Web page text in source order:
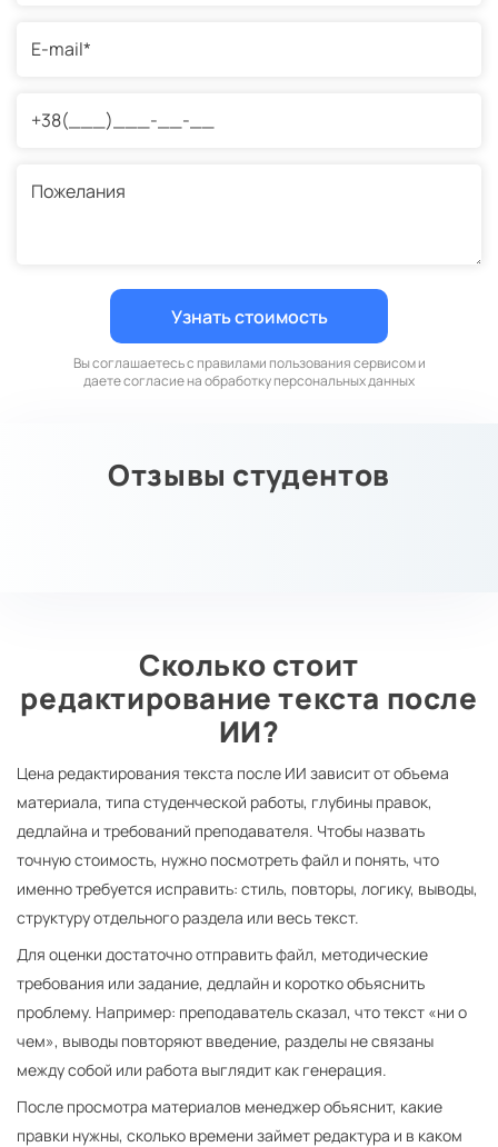
Вы соглашаетесь с правилами пользования сервисом и
даете согласие на обработку персональных данных
Отзывы студентов
Сколько стоит
редактирование текста после
ИИ?
Цена редактирования текста после ИИ зависит от объема
материала, типа студенческой работы, глубины правок,
дедлайна и требований преподавателя. Чтобы назвать
точную стоимость, нужно посмотреть файл и понять, что
именно требуется исправить: стиль, повторы, логику, выводы,
структуру отдельного раздела или весь текст.
Для оценки достаточно отправить файл, методические
требования или задание, дедлайн и коротко объяснить
проблему. Например: преподаватель сказал, что текст «ни о
чем», выводы повторяют введение, разделы не связаны
между собой или работа выглядит как генерация.
После просмотра материалов менеджер объяснит, какие
правки нужны, сколько времени займет редактура и в каком